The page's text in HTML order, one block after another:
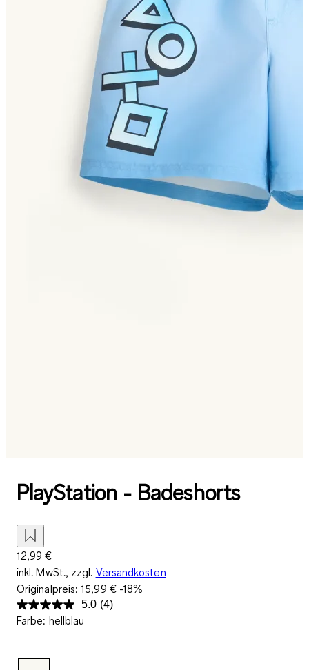
PlayStation - Badeshorts
12,99 €
inkl. MwSt., zzgl. Versandkosten
Originalpreis:15,99 €-18%
5.0 4
(4)
Farbe: hellblau